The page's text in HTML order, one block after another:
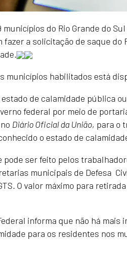
do Rio Grande do
a solicitação de saque do
municípios habilitados está
de calamidade pública
federal por meio de
Diário Oficial da União, para o
o estado de
pode ser feito pelos
municipais de Defesa
O valor máximo para
informa que não há
para os residentes nos